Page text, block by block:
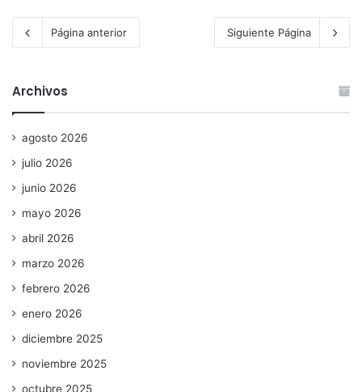
Página anterior Siguiente Página
Archivos
agosto 2026
julio 2026
junio 2026
mayo 2026
abril 2026
marzo 2026
febrero 2026
enero 2026
diciembre 2025
noviembre 2025
octubre 2025